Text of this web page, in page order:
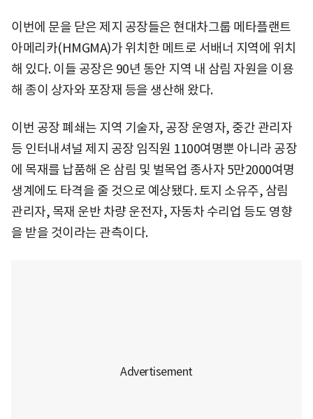
이번에 문을 닫은 제지 공장들은 현대차그룹 메타플랜트
아메리카(HMGMA)가 위치한 메트로 서배너 지역에 위치
해 있다. 이들 공장은 90년 동안 지역 내 삼림 자원을 이용
해 종이 상자와 포장재 등을 생산해 왔다.
이번 공장 폐쇄는 지역 기술자, 공장 운영자, 중간 관리자
등 인터내셔널 제지 공장 임직원 1100여명뿐 아니라 공장
에 목재를 납품해 온 삼림 및 벌목업 종사자 5만2000여명
생계에도 타격을 줄 것으로 예상됐다. 토지 소유주, 삼림
관리자, 목재 운반 차량 운전자, 자동차 수리업 등도 영향
을 받을 것이라는 관측이다.